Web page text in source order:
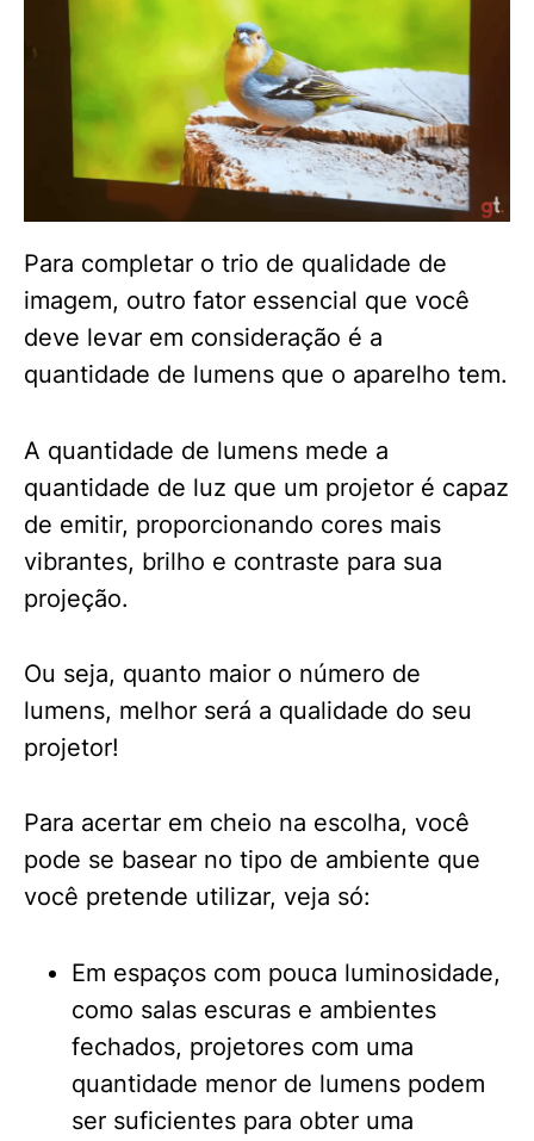
Para completar o trio de qualidade de
imagem, outro fator essencial que você
deve levar em consideração é a
quantidade de lumens que o aparelho tem.
A quantidade de lumens mede a
quantidade de luz que um projetor é capaz
de emitir, proporcionando cores mais
vibrantes, brilho e contraste para sua
projeção.
Ou seja, quanto maior o número de
lumens, melhor será a qualidade do seu
projetor!
Para acertar em cheio na escolha, você
pode se basear no tipo de ambiente que
você pretende utilizar, veja só:
Em espaços com pouca luminosidade,
como salas escuras e ambientes
fechados, projetores com uma
quantidade menor de lumens podem
ser suficientes para obter uma